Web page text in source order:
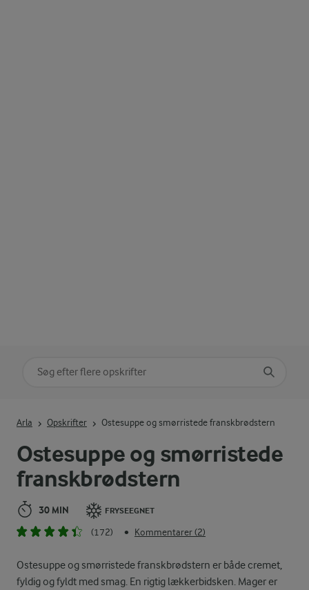
Ostesuppe og smørristede
franskbrødstern
30 MIN FRYSEEGNET
(172) • Kommentarer (2)
Ostesuppe og smørristede franskbrødstern er både cremet,
fyldig og fyldt med smag. En rigtig lækkerbidsken. Mager er
Arla Opskrifter Ostesuppe og smørristede franskbrødstern
Søg på kategori